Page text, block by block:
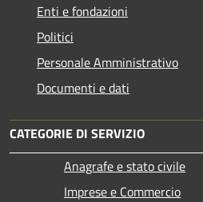
Enti e fondazioni
Politici
Personale Amministrativo
Documenti e dati
CATEGORIE DI SERVIZIO
Anagrafe e stato civile
Imprese e Commercio